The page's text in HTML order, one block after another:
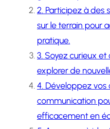
2. Participez à des
sur le terrain pour
pratique.
3. Soyez curieux
explorer de
4. Développez
communication
efficacement en